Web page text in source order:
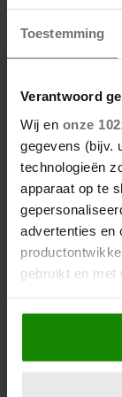
Toestemming
Verantwoord
Wij en onze
gegevens (bijv.
technologieën
apparaat op te
advertenties en
gebruikt en met
Als u het
locatie, die
06/
IJZIGE